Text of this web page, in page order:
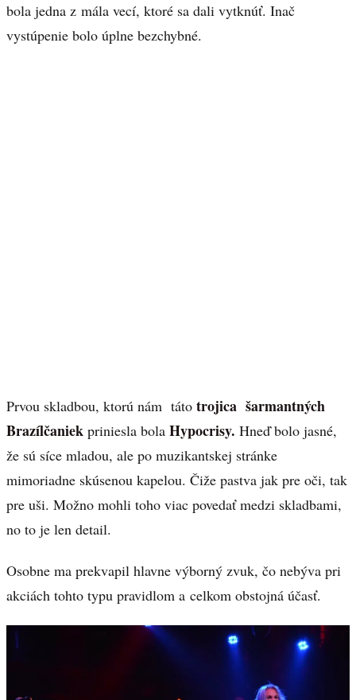
bola jedna z mála vecí, ktoré sa dali vytknúť. Inač
vystúpenie bolo úplne bezchybné.
Prvou skladbou, ktorú nám táto trojica šarmantných
Brazílčaniek priniesla bola Hypocrisy. Hneď bolo jasné,
že sú síce mladou, ale po muzikantskej stránke
mimoriadne skúsenou kapelou. Čiže pastva jak pre oči, tak
pre uši. Možno mohli toho viac povedať medzi skladbami,
no to je len detail.
Osobne ma prekvapil hlavne výborný zvuk, čo nebýva pri
akciách tohto typu pravidlom a celkom obstojná účasť.